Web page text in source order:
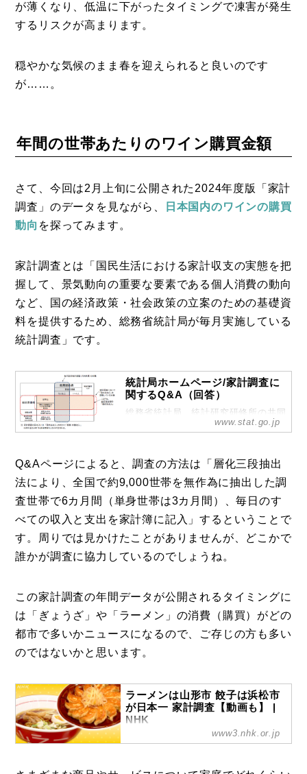
が薄くなり、低温に下がったタイミングで凍害が発生
するリスクが高まります。
穏やかな気候のまま春を迎えられると良いのです
が……。
年間の世帯あたりのワイン購買金額
さて、今回は2月上旬に公開された2024年度版「家計
調査」のデータを見ながら、
日本国内のワインの購買
動向 を探ってみます。
家計調査とは「国民生活における家計収支の実態を把
握して、景気動向の重要な要素である個人消費の動向
など、国の経済政策・社会政策の立案のための基礎資
料を提供するため、総務省統計局が毎月実施している
統計調査」です。
統計局ホームページ/家計調査に
関するQ&A（回答）
総務省統計局、統計研究研修所の共同
運営によるサイトです。国勢の基本に
研修を行っています。
www.stat.go.jp
Q&Aページによると、調査の方法は「層化三段抽出
法により、全国で約9,000世帯を無作為に抽出した調
査世帯で6カ月間（単身世帯は3カ月間）、毎日のす
べての収入と支出を家計簿に記入」するということで
す。周りでは見かけたことがありませんが、どこかで
誰かが調査に協力しているのでしょうね。
この家計調査の年間データが公開されるタイミングに
は「ぎょうざ」や「ラーメン」の消費（購買）がどの
都市で多いかニュースになるので、ご存じの方も多い
のではないかと思います。
ラーメンは山形市 餃子は浜松市
が日本一 家計調査【動画も】 |
NHK
【NHK】総務省は7日、全国の県庁所
www3.nhk.or.jp